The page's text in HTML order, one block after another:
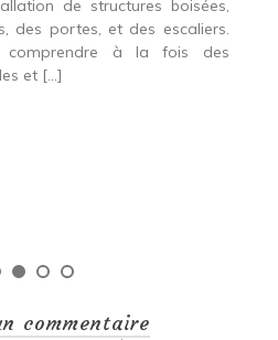
de structures boisées,
des portes, et des escaliers.
comprendre à la fois des
et […]
commentaire